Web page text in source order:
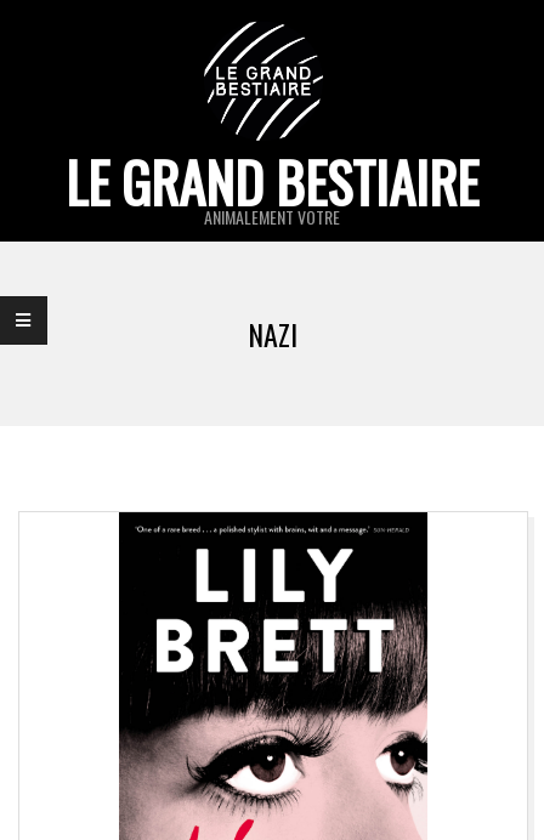
LE GRAND BESTIAIRE
ANIMALEMENT VOTRE
Menu
NAZI